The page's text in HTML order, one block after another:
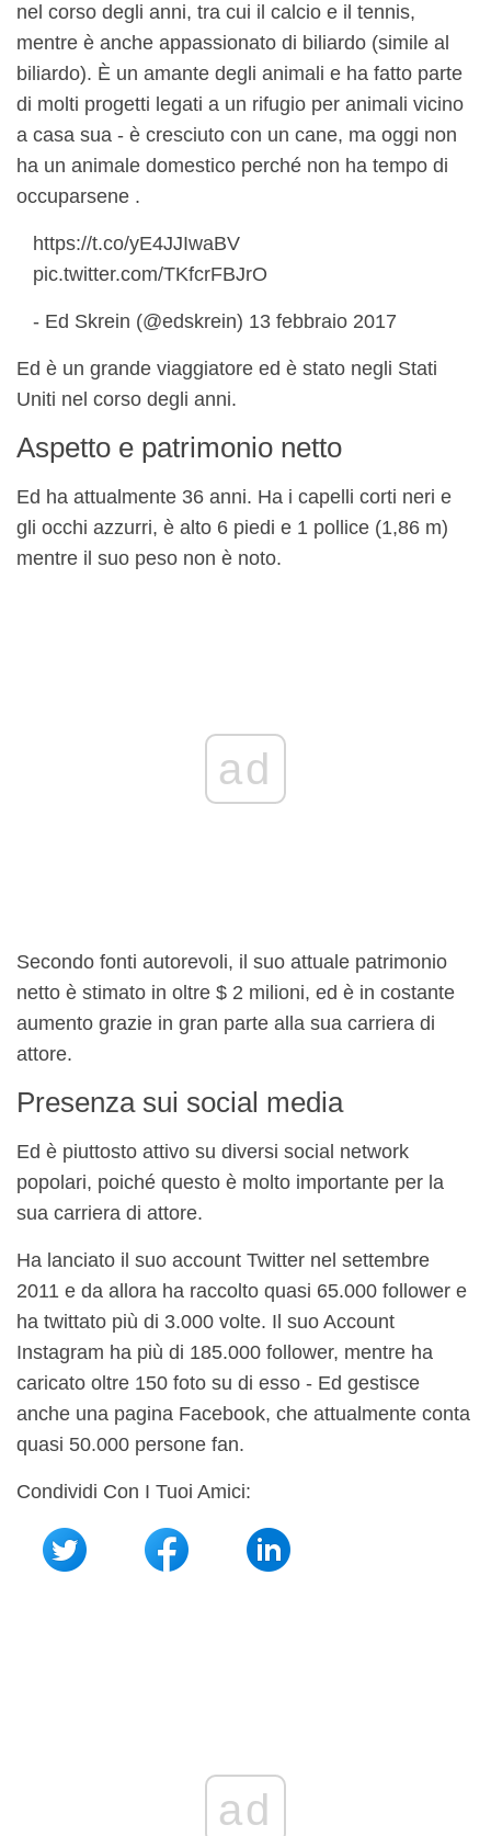
nel corso degli anni, tra cui il calcio e il tennis,
mentre è anche appassionato di biliardo (simile al
biliardo). È un amante degli animali e ha fatto parte
di molti progetti legati a un rifugio per animali vicino
a casa sua - è cresciuto con un cane, ma oggi non
ha un animale domestico perché non ha tempo di
occuparsene .
https://t.co/yE4JJIwaBV
pic.twitter.com/TKfcrFBJrO
- Ed Skrein (@edskrein) 13 febbraio 2017
Ed è un grande viaggiatore ed è stato negli Stati
Uniti nel corso degli anni.
Aspetto e patrimonio netto
Ed ha attualmente 36 anni. Ha i capelli corti neri e
gli occhi azzurri, è alto 6 piedi e 1 pollice (1,86 m)
mentre il suo peso non è noto.
ad
Secondo fonti autorevoli, il suo attuale patrimonio
netto è stimato in oltre $ 2 milioni, ed è in costante
aumento grazie in gran parte alla sua carriera di
attore.
Presenza sui social media
Ed è piuttosto attivo su diversi social network
popolari, poiché questo è molto importante per la
sua carriera di attore.
Ha lanciato il suo account Twitter nel settembre
2011 e da allora ha raccolto quasi 65.000 follower e
ha twittato più di 3.000 volte. Il suo Account
Instagram ha più di 185.000 follower, mentre ha
caricato oltre 150 foto su di esso - Ed gestisce
anche una pagina Facebook, che attualmente conta
quasi 50.000 persone fan.
Condividi Con I Tuoi Amici:
ad